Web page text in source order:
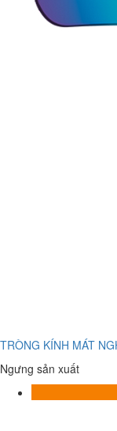
TRÒNG KÍNH MÁT
Ngưng sản xuất